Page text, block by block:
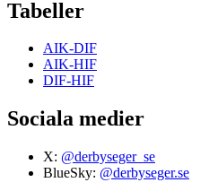
Tabeller
AIK-DIF
AIK-HIF
DIF-HIF
Sociala medier
X: @derbyseger_se
BlueSky: @derbyseger.se